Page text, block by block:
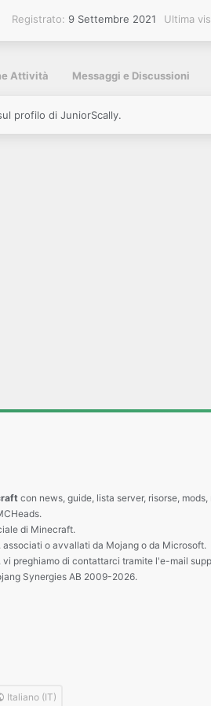
Registrato 9 Settembre 2021 Ultima
Attività Messaggi e Discussioni
profilo di JuniorScally.
con news, guide, lista server, risorse,
di Minecraft.
o avvallati da Mojang o da Microsoft.
vi preghiamo di contattarci tramite l'e-mail
Synergies AB 2009-2026.
Italiano (IT)